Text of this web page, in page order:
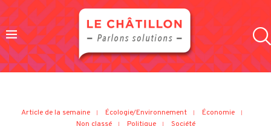
Article de la semaine Écologie/Environnement
Économie